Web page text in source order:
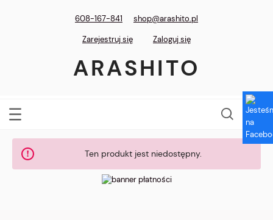
608-167-841
shop@arashito.pl
Zarejestruj się
Zaloguj się
ARASHITO
Ten produkt jest niedostępny.